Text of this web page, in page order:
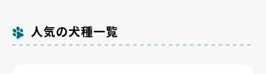
【BreederFamiliesへ】
人気の犬種一覧